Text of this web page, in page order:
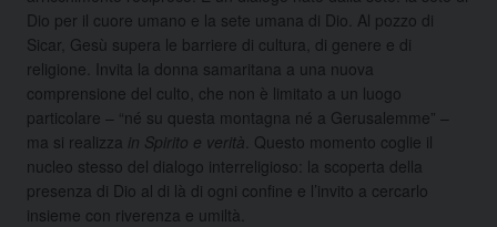
Dio per il cuore umano e la sete umana di Dio. Al pozzo di
Sicar, Gesù supera le barriere di cultura, di genere e di
religione. Invita la donna samaritana a una nuova
comprensione del culto, che non è limitato a un luogo
particolare – “né su questa montagna né a Gerusalemme” –
ma si realizza in Spirito e verità . Questo momento coglie il
nucleo stesso del dialogo interreligioso: la scoperta della
presenza di Dio al di là di ogni confine e l’invito a cercarlo
insieme con riverenza e umiltà.